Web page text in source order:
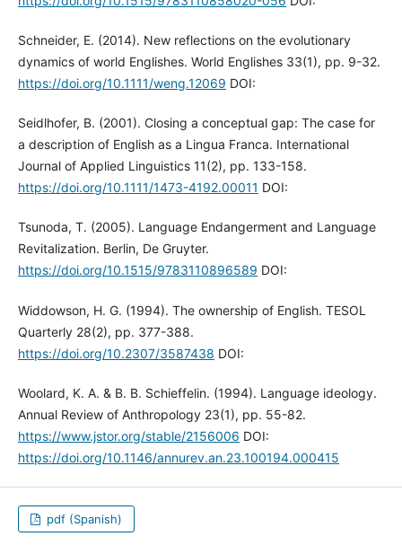
Schneider, E. (2014). New reflections on the evolutionary
dynamics of world Englishes. World Englishes 33(1), pp. 9-32.
https://doi.org/10.1111/weng.12069 DOI:
Seidlhofer, B. (2001). Closing a conceptual gap: The case for
a description of English as a Lingua Franca. International
Journal of Applied Linguistics 11(2), pp. 133-158.
https://doi.org/10.1111/1473-4192.00011 DOI:
Tsunoda, T. (2005). Language Endangerment and Language
Revitalization. Berlin, De Gruyter.
https://doi.org/10.1515/9783110896589 DOI:
Widdowson, H. G. (1994). The ownership of English. TESOL
Quarterly 28(2), pp. 377-388.
https://doi.org/10.2307/3587438 DOI:
Woolard, K. A. & B. B. Schieffelin. (1994). Language ideology.
Annual Review of Anthropology 23(1), pp. 55-82.
https://www.jstor.org/stable/2156006 DOI:
https://doi.org/10.1146/annurev.an.23.100194.000415
pdf (Spanish)